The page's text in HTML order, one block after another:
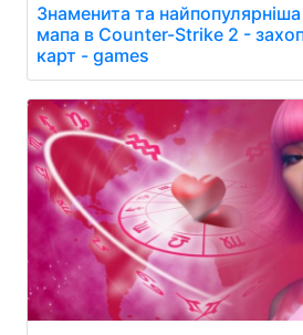
Знаменита та
мапа в Counter-Strike 2 -
карт - games